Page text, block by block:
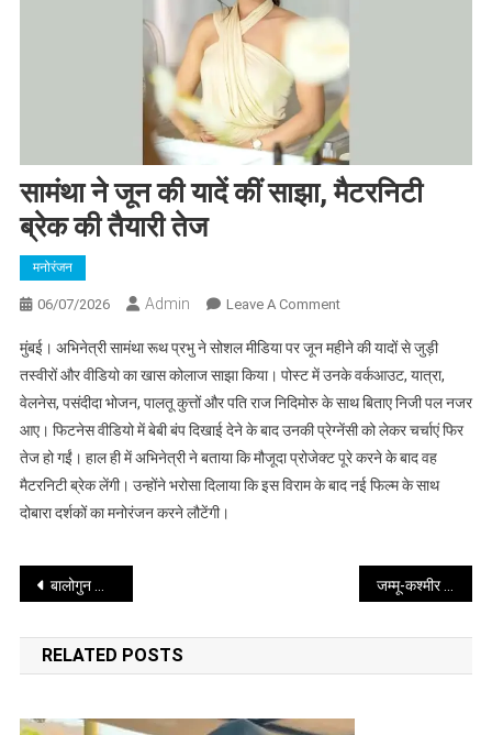
सामंथा ने जून की यादें कीं साझा, मैटरनिटी
ब्रेक की तैयारी तेज
मनोरंजन​
06/07/2026 Admin Leave A CommentOn
ने
जून
की
यादें
कीं
साझा,
मुंबई। अभिनेत्री सामंथा रूथ प्रभु ने सोशल मीडिया पर जून महीने की यादों से जुड़ी
तस्वीरों और वीडियो का खास कोलाज साझा किया। पोस्ट में उनके वर्कआउट, यात्रा,
वेलनेस, पसंदीदा भोजन, पालतू कुत्तों और पति राज निदिमोरु के साथ बिताए निजी पल नजर
आए। फिटनेस वीडियो में बेबी बंप दिखाई देने के बाद उनकी प्रेग्नेंसी को लेकर चर्चाएं फिर
तेज हो गईं। हाल ही में अभिनेत्री ने बताया कि मौजूदा प्रोजेक्ट पूरे करने के बाद वह
मैटरनिटी ब्रेक लेंगी। उन्होंने भरोसा दिलाया कि इस विराम के बाद नई फिल्म के साथ
दोबारा दर्शकों का मनोरंजन करने लौटेंगी।
Post
navigation
बालोगुन का निलंबन हटा, फीफा के फैसले पर उठे सवाल
RELATED POSTS